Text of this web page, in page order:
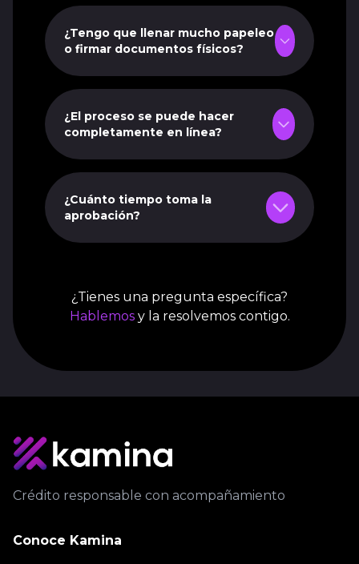
¿Tengo que llenar mucho papeleo
o firmar documentos físicos?
¿El proceso se puede hacer
completamente en línea?
¿Cuánto tiempo toma la
aprobación?
¿Tienes una pregunta específica?
Hablemos y la resolvemos contigo.
Crédito responsable con acompañamiento
Conoce Kamina